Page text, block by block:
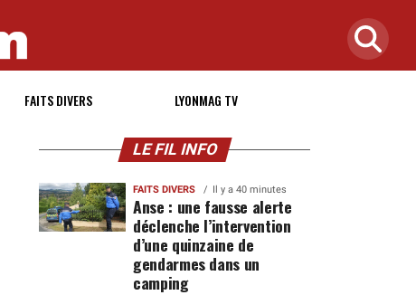
FAITS DIVERS LYONMAG TV
LE FIL INFO
FAITS DIVERS Il y a 40 minutes
Anse : une fausse alerte
déclenche l’intervention
d’une quinzaine de
gendarmes dans un
camping